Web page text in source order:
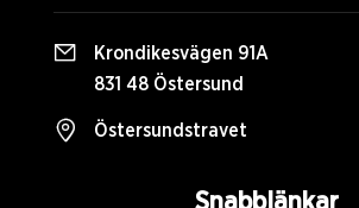
Snabblänkar
Krondikesvägen 91A
831 48 Östersund
Östersundstravet